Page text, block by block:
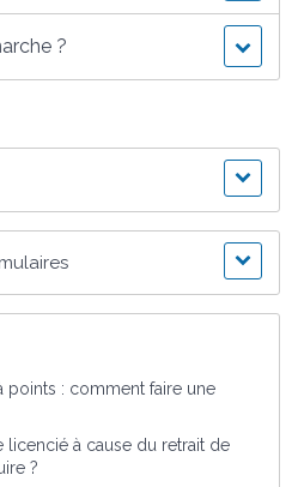
?
points : comment faire une
licencié à cause du retrait de
?